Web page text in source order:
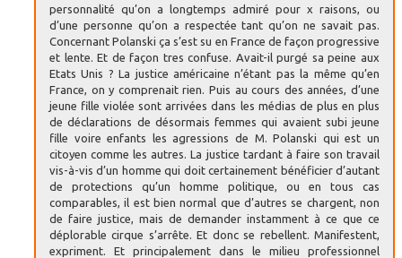
personnalité qu’on a longtemps admiré pour x raisons, ou
d’une personne qu’on a respectée tant qu’on ne savait pas.
Concernant Polanski ça s’est su en France de façon progressive
et lente. Et de façon tres confuse. Avait-il purgé sa peine aux
Etats Unis ? La justice américaine n’étant pas la même qu’en
France, on y comprenait rien. Puis au cours des années, d’une
jeune fille violée sont arrivées dans les médias de plus en plus
de déclarations de désormais femmes qui avaient subi jeune
fille voire enfants les agressions de M. Polanski qui est un
citoyen comme les autres. La justice tardant à faire son travail
vis-à-vis d’un homme qui doit certainement bénéficier d’autant
de protections qu’un homme politique, ou en tous cas
comparables, il est bien normal que d’autres se chargent, non
de faire justice, mais de demander instamment à ce que ce
déplorable cirque s’arrête. Et donc se rebellent. Manifestent,
expriment. Et principalement dans le milieu professionnel